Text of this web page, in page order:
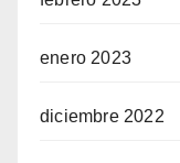
enero 2023
diciembre 2022